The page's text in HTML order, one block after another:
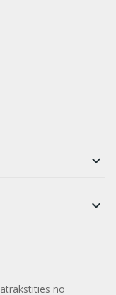


no